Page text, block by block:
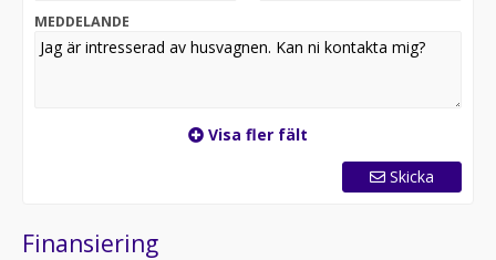
MEDDELANDE
Visa fler fält
Skicka
Finansiering